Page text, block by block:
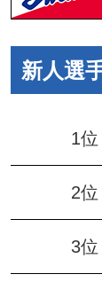
新人選
1位
2位
3位